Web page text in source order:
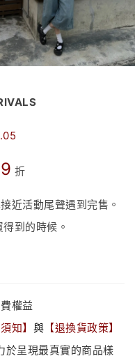
9 折
近活動尾聲遇到完售。
到的時候。
權益
知】 與 【退換貨政策】
於呈現最真實的商品樣